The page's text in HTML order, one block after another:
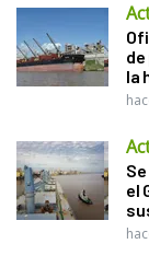
la
el